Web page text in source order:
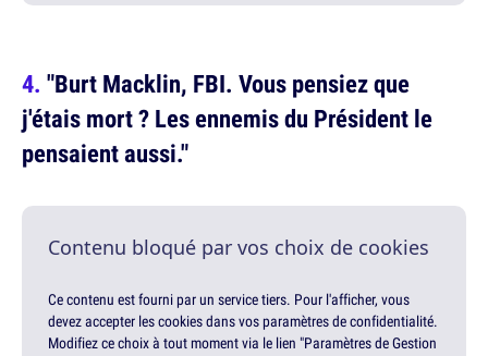
"Burt Macklin, FBI. Vous pensiez que
j'étais mort ? Les ennemis du Président le
pensaient aussi."
Contenu bloqué par vos choix de cookies
Ce contenu est fourni par un service tiers. Pour l'afficher, vous
devez accepter les cookies dans vos paramètres de confidentialité.
Modifiez ce choix à tout moment via le lien "Paramètres de Gestion